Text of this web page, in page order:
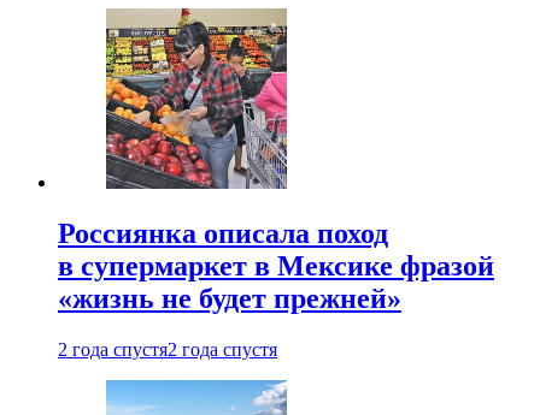
Россиянка описала поход
в супермаркет в Мексике фразой
«жизнь не будет прежней»
2 года спустя2 года спустя